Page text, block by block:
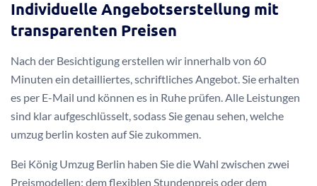
Individuelle Angebotserstellung mit
transparenten Preisen
Nach der Besichtigung erstellen wir innerhalb von 60
Minuten ein detailliertes, schriftliches Angebot. Sie erhalten
es per E-Mail und können es in Ruhe prüfen. Alle Leistungen
sind klar aufgeschlüsselt, sodass Sie genau sehen, welche
umzug berlin kosten auf Sie zukommen.
Bei König Umzug Berlin haben Sie die Wahl zwischen zwei
Preismodellen: dem flexiblen Stundenpreis oder dem